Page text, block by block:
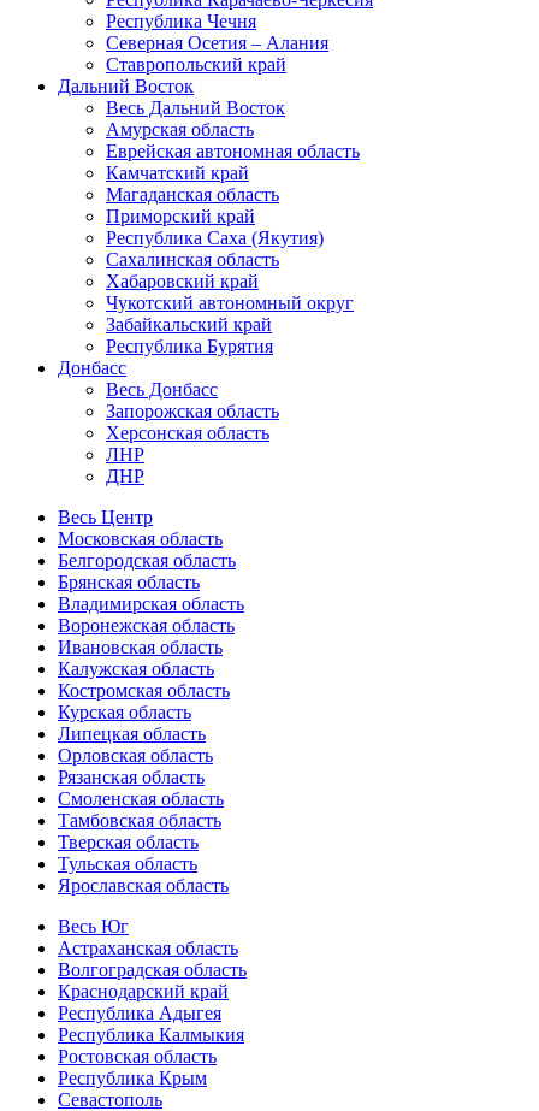
Республика Чечня
Северная Осетия – Алания
Ставропольский край
Дальний Восток
Весь Дальний Восток
Амурская область
Еврейская автономная область
Камчатский край
Магаданская область
Приморский край
Республика Саха (Якутия)
Сахалинская область
Хабаровский край
Чукотский автономный округ
Забайкальский край
Республика Бурятия
Донбасс
Весь Донбасс
Запорожская область
Херсонская область
ЛНР
ДНР
Весь Центр
Московская область
Белгородская область
Брянская область
Владимирская область
Воронежская область
Ивановская область
Калужская область
Костромская область
Курская область
Липецкая область
Орловская область
Рязанская область
Смоленская область
Тамбовская область
Тверская область
Тульская область
Ярославская область
Весь Юг
Астраханская область
Волгоградская область
Краснодарский край
Республика Адыгея
Республика Калмыкия
Ростовская область
Республика Крым
Севастополь